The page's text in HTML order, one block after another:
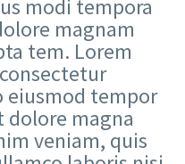
modi tempora
magnam
tem. Lorem
eiusmod tempor
magna
veniam, quis